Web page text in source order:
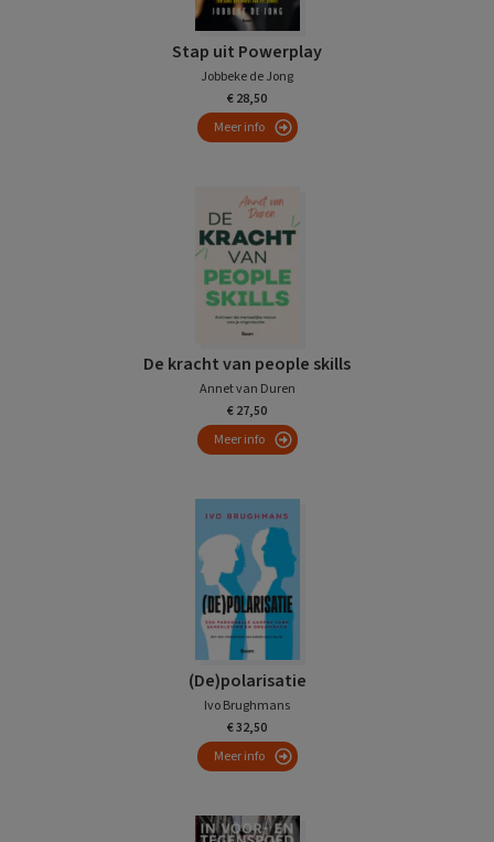
Stap uit Powerplay
Jobbeke de Jong
€ 28,50
Meer info
De kracht van people skills
Annet van Duren
€ 27,50
Meer info
(De)polarisatie
Ivo Brughmans
€ 32,50
Meer info